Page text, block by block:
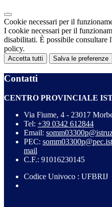
Cookie necessari per il
I cookie necessari per il
disabilitati. È possibile consultare
policy.
Accetta tutti Salva le preferenze
Contatti
CENTRO PROVINCIALE
Via Fiume, 4 - 23017
Tel: +39 0342 612844
Email:
PEC:
mail
C.F.: 91016230145
Codice Univoco : UFBRIJ